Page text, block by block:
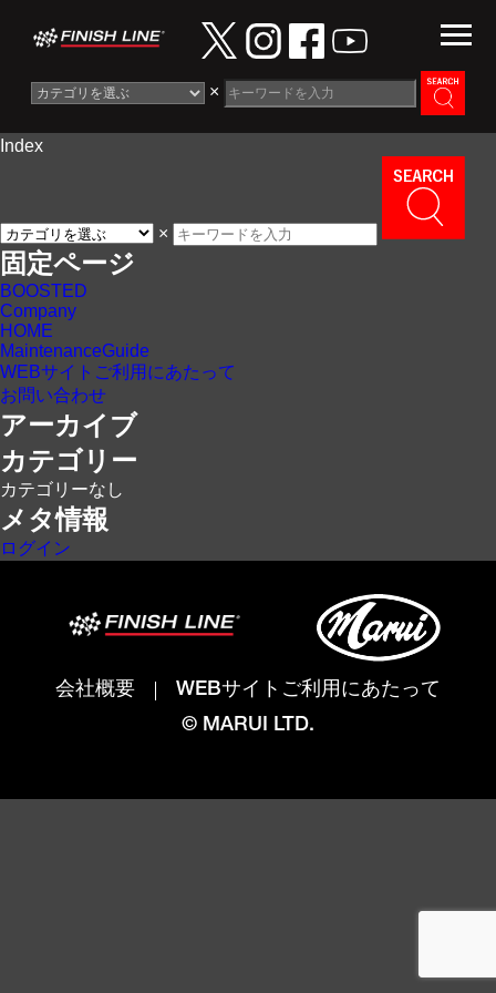
×
Information
Maintenance Guide
Contact
Index
×
固定ページ
BOOSTED
Company
HOME
MaintenanceGuide
WEBサイトご利用にあたって
お問い合わせ
アーカイブ
カテゴリー
カテゴリーなし
メタ情報
ログイン
会社概要
WEBサイトご利用にあたって
© MARUI LTD.